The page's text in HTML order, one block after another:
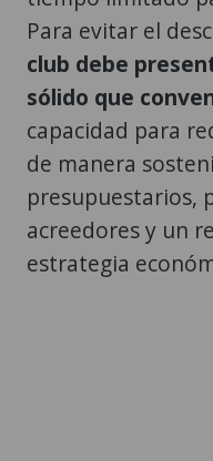
Para evitar el
club debe
sólido que
capacidad para
de manera
presupuestarios,
acreedores y un
estrategia